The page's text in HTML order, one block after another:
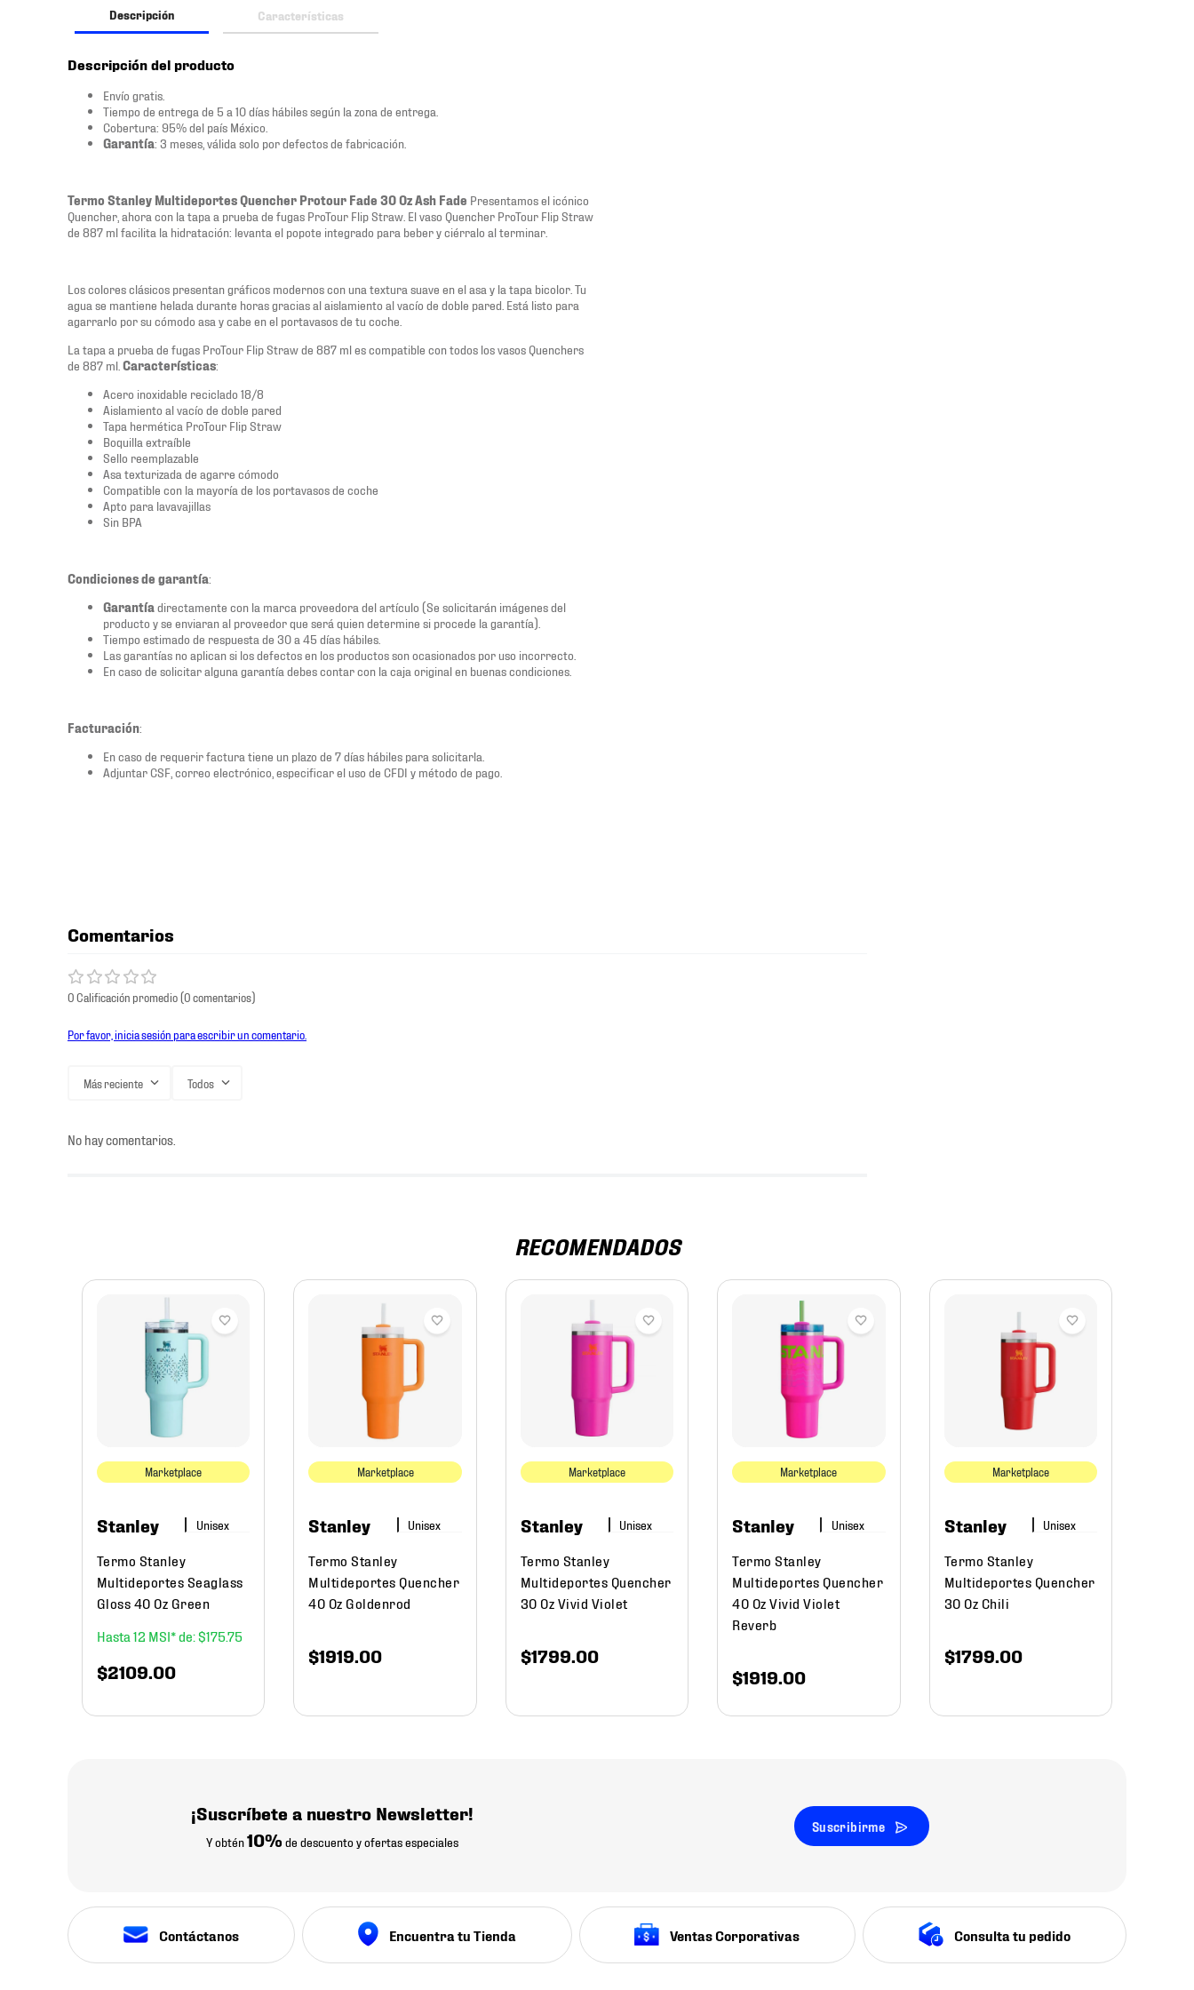
Descripción Características
Descripción del producto
Envío gratis.
Tiempo de entrega de 5 a 10 días hábiles según la zona de entrega.
Cobertura: 95% del país México.
Garantía: 3 meses, válida solo por defectos de fabricación.
Termo Stanley Multideportes Quencher Protour Fade 30 Oz Ash Fade Presentamos el icónico
Quencher, ahora con la tapa a prueba de fugas ProTour Flip Straw. El vaso Quencher ProTour Flip Straw
de 887 ml facilita la hidratación: levanta el popote integrado para beber y ciérralo al terminar.
Los colores clásicos presentan gráficos modernos con una textura suave en el asa y la tapa bicolor. Tu
agua se mantiene helada durante horas gracias al aislamiento al vacío de doble pared. Está listo para
agarrarlo por su cómodo asa y cabe en el portavasos de tu coche.
La tapa a prueba de fugas ProTour Flip Straw de 887 ml es compatible con todos los vasos Quenchers
de 887 ml. Características:
Acero inoxidable reciclado 18/8
Aislamiento al vacío de doble pared
Tapa hermética ProTour Flip Straw
Boquilla extraíble
Sello reemplazable
Asa texturizada de agarre cómodo
Compatible con la mayoría de los portavasos de coche
Apto para lavavajillas
Sin BPA
Condiciones de garantía:
Garantía directamente con la marca proveedora del artículo (Se solicitarán imágenes del
producto y se enviaran al proveedor que será quien determine si procede la garantía).
Tiempo estimado de respuesta de 30 a 45 días hábiles.
Las garantías no aplican si los defectos en los productos son ocasionados por uso incorrecto.
En caso de solicitar alguna garantía debes contar con la caja original en buenas condiciones.
Facturación:
En caso de requerir factura tiene un plazo de 7 días hábiles para solicitarla.
Adjuntar CSF, correo electrónico, especificar el uso de CFDI y método de pago.
Comentarios
0 Calificación promedio(0 comentarios)
Por favor, inicia sesión para escribir un comentario.
Más reciente Todos
No hay comentarios.
RECOMENDADOS
Marketplace
Stanley
Termo Stanley
Multideportes Seaglass
Gloss 40 Oz Green
12
$175.75
$2109.00
Marketplace
Stanley
Termo Stanley
Multideportes Quencher
40 Oz Goldenrod
$1919.00
Marketplace
Stanley
Termo Stanley
Multideportes Quencher
30 Oz Vivid Violet
$1799.00
Marketplace
Stanley
Termo Stanley
Multideportes Quencher
40 Oz Vivid Violet
Reverb
$1919.00
Marketplace
Stanley
Termo Stanley
Multideportes Quencher
30 Oz Chili
$1799.00
¡Suscríbete a nuestro Newsletter!
Y obtén10% de descuento y ofertas especiales
Suscribirme
Contáctanos Encuentra tu Tienda Ventas Corporativas Consulta tu pedido